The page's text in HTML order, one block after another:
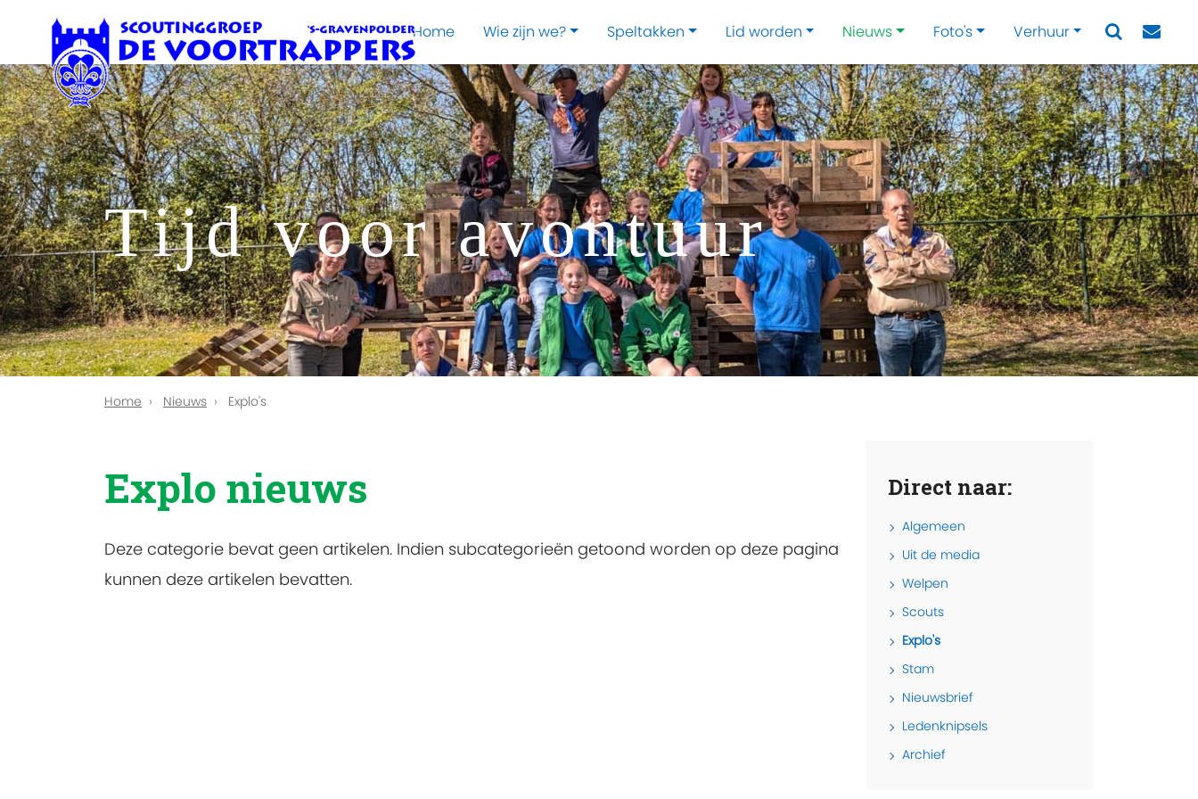
Home Wie zijn we? Speltakken Lid worden Nieuws Foto's Verhuur
Tijd voor avontuur
Home Nieuws Explo's
Explo nieuws
Deze categorie bevat geen artikelen. Indien subcategorieën getoond worden op deze pagina
kunnen deze artikelen bevatten.
Direct naar:
Algemeen
Uit de media
Welpen
Scouts
Explo's
Stam
Nieuwsbrief
Ledenknipsels
Archief